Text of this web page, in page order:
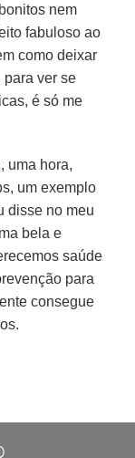
nem
fabuloso ao
como deixar
para ver se
é só me
uma hora,
um exemplo
disse no meu
bela e
saúde
para
consegue